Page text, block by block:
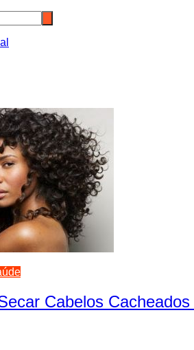
Cabelos